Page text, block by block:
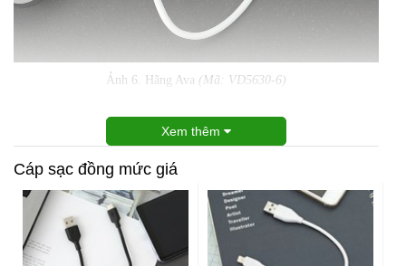
Ảnh 6. Hãng Ava (Mã: VD5630-6)
Xem thêm
Cáp sạc đồng mức giá